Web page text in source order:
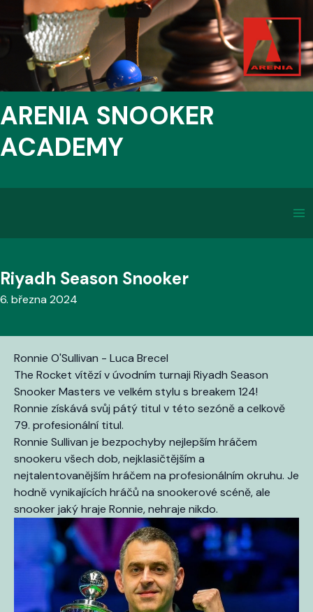
ARENIA SNOOKER
ACADEMY
Riyadh Season Snooker
6. března 2024
Ronnie O'Sullivan - Luca Brecel
The Rocket vítězí v úvodním turnaji Riyadh Season
Snooker Masters ve velkém stylu s breakem 124!
Ronnie získává svůj pátý titul v této sezóně a celkově
79. profesionální titul.
Ronnie Sullivan je bezpochyby nejlepším hráčem
snookeru všech dob, nejklasičtějším a
nejtalentovanějším hráčem na profesionálním okruhu. Je
hodně vynikajících hráčů na snookerové scéně, ale
snooker jaký hraje Ronnie, nehraje nikdo.